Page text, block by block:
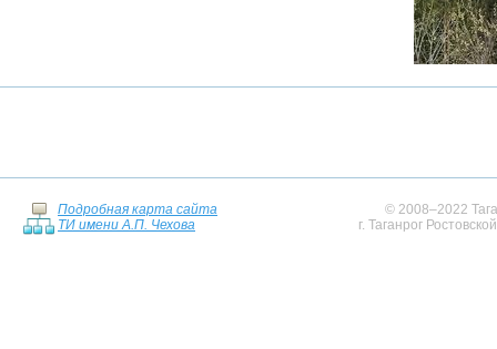
Подробная карта сайта
ТИ имени А.П. Чехова
© 2008–2022
г. Таганрог